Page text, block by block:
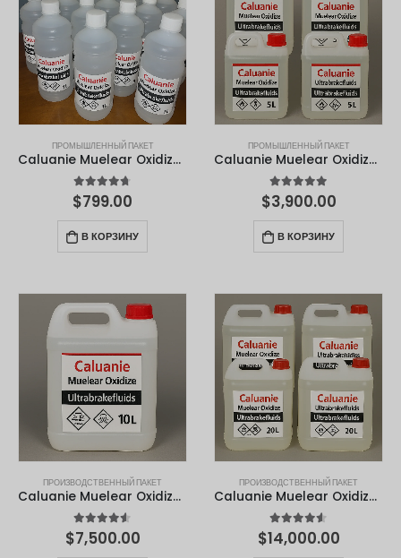
ПРОМЫШЛЕННЫЙ ПАКЕТ
Caluanie Muelear Oxidize 1 литр
4.67из 5
$799.00
В КОРЗИНУ
ПРОМЫШЛЕННЫЙ ПАКЕТ
Caluanie Muelear Oxidize – 5 л
4.90из 5
$3,900.00
В КОРЗИНУ
ПРОИЗВОДСТВЕННЫЙ ПАКЕТ
Caluanie Muelear Oxidize – 10 литров
4.50из 5
$7,500.00
ПРОИЗВОДСТВЕННЫЙ ПАКЕТ
Caluanie Muelear Oxidize – 20 литров
4.50 из 5
$14,000.00
Türkçe
Қазақ тілі
Bahasa Indonesia
Slovenščina
日本語
Ελληνικά
नेपाली
Čeština
עִבְרִית
Български
Dansk
Português
Nederlands
Nederlands (België)
Кыргызча
Bahasa Melayu